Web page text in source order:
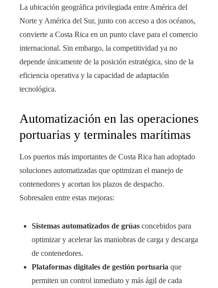
La ubicación geográfica privilegiada entre América del
Norte y América del Sur, junto con acceso a dos océanos,
convierte a Costa Rica en un punto clave para el comercio
internacional. Sin embargo, la competitividad ya no
depende únicamente de la posición estratégica, sino de la
eficiencia operativa y la capacidad de adaptación
tecnológica.
Automatización en las operaciones
portuarias y terminales marítimas
Los puertos más importantes de Costa Rica han adoptado
soluciones automatizadas que optimizan el manejo de
contenedores y acortan los plazos de despacho.
Sobresalen entre estas mejoras:
Sistemas automatizados de grúas concebidos para
optimizar y acelerar las maniobras de carga y descarga
de contenedores.
Plataformas digitales de gestión portuaria que
permiten un control inmediato y más ágil de cada